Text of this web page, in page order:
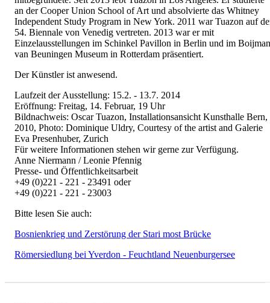
an der Cooper Union School of Art und absolvierte das Whitney
Independent Study Program in New York. 2011 war Tuazon auf
54. Biennale von Venedig vertreten. 2013 war er mit
Einzelausstellungen im Schinkel Pavillon in Berlin und im
van Beuningen Museum in Rotterdam präsentiert.
Der Künstler ist anwesend.
Laufzeit der Ausstellung: 15.2. - 13.7. 2014
Eröffnung: Freitag, 14. Februar, 19 Uhr
Bildnachweis: Oscar Tuazon, Installationsansicht Kunsthalle Bern,
2010, Photo: Dominique Uldry, Courtesy of the artist and Galerie
Eva Presenhuber, Zurich
Für weitere Informationen stehen wir gerne zur Verfügung.
Anne Niermann / Leonie Pfennig
Presse- und Öffentlichkeitsarbeit
+49 (0)221 - 221 - 23491 oder
+49 (0)221 - 221 - 23003
Bitte lesen Sie auch:
Bosnienkrieg und Zerstörung der Stari most Brücke
Römersiedlung bei Yverdon - Feuchtland Neuenburgersee